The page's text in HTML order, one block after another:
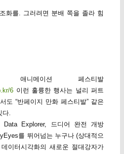
화를. 그러려면 분배 쪽을 졸라 힘
애니메이션 페스티발
6 이런 훌륭한 행사는 널리 퍼트
도 “반페이지 만화 페스티발” 같은
다.
Data Explorer, 드디어 완전 개방
를 뛰어넘는 누구나 (상대적으
이터시각화의 새로운 절대강자가